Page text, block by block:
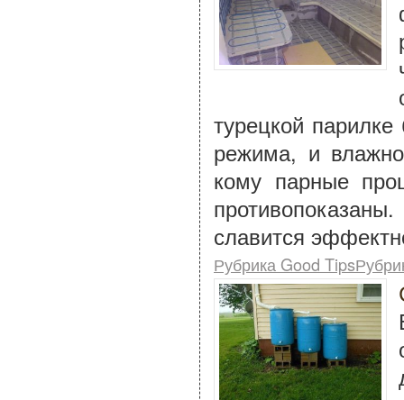
турецкой
режима, и
кому парные
славится
Рубрика Good